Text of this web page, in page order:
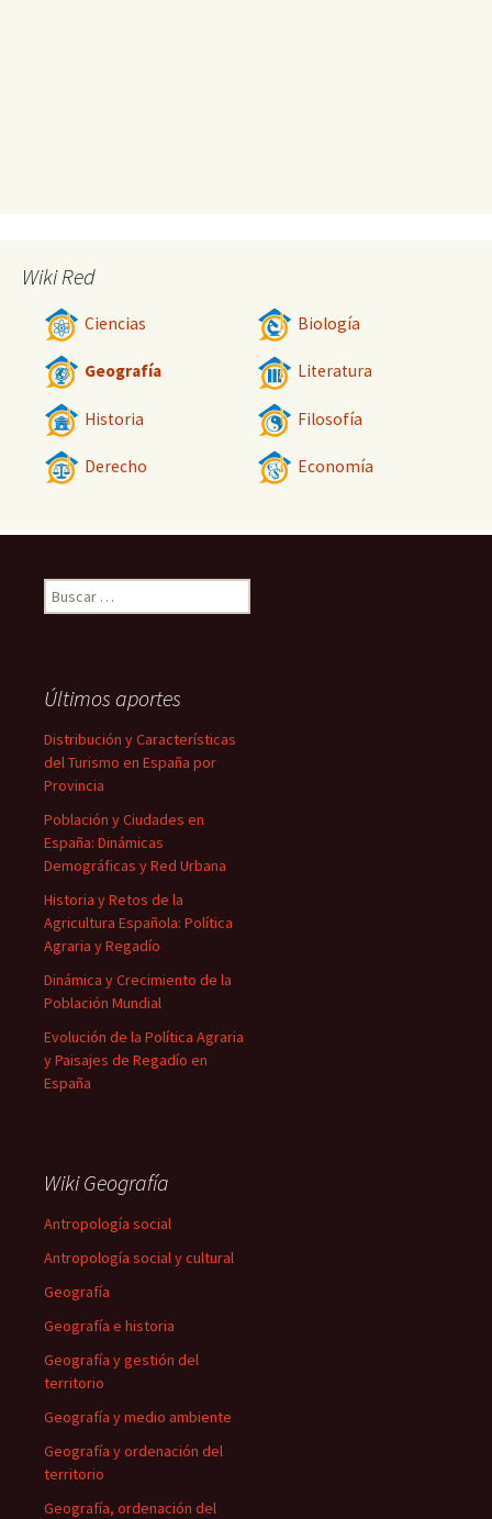
Wiki Red
Ciencias Biología
Geografía Literatura
Historia Filosofía
Derecho Economía
Buscar:
Últimos aportes
Distribución y Características
del Turismo en España por
Provincia
Población y Ciudades en
España: Dinámicas
Demográficas y Red Urbana
Historia y Retos de la
Agricultura Española: Política
Agraria y Regadío
Dinámica y Crecimiento de la
Población Mundial
Evolución de la Política Agraria
y Paisajes de Regadío en
España
Wiki Geografía
Antropología social
Antropología social y cultural
Geografía
Geografía e historia
Geografía y gestión del
territorio
Geografía y medio ambiente
Geografía y ordenación del
territorio
Geografía, ordenación del